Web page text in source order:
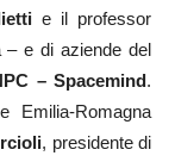
e il professor
– e di aziende del
– Spacemind.
Emilia-Romagna
, presidente di